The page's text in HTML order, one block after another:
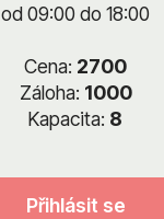
od 09:00 do 18:00
Cena: 2700
Záloha: 1000
Kapacita: 8
Přihlásit se